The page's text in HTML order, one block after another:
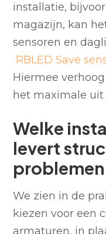
installatie,
magazijn, kan
sensoren en
RBLED Save
Hiermee
het maximale
Welke
levert
We zien in de
kiezen voor een
armaturen, in